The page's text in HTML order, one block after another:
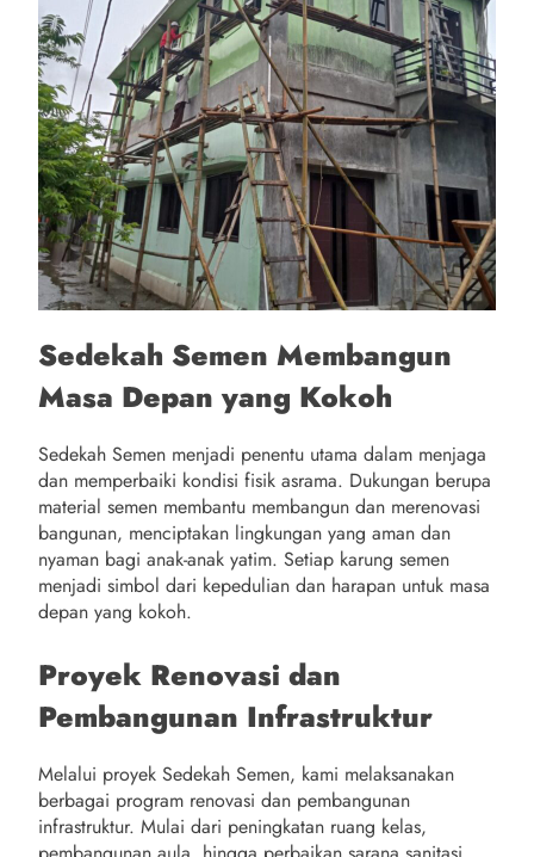
Sedekah Semen Membangun
Masa Depan yang Kokoh
Sedekah Semen menjadi penentu utama dalam menjaga
dan memperbaiki kondisi fisik asrama. Dukungan berupa
material semen membantu membangun dan merenovasi
bangunan, menciptakan lingkungan yang aman dan
nyaman bagi anak-anak yatim. Setiap karung semen
menjadi simbol dari kepedulian dan harapan untuk masa
depan yang kokoh.
Proyek Renovasi dan
Pembangunan Infrastruktur
Melalui proyek Sedekah Semen, kami melaksanakan
berbagai program renovasi dan pembangunan
infrastruktur. Mulai dari peningkatan ruang kelas,